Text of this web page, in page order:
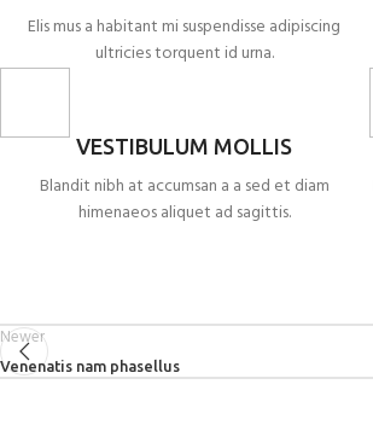
Elis mus a habitant mi suspendisse adipiscing
ultricies torquent id urna.
VESTIBULUM MOLLIS
Blandit nibh at accumsan a a sed et diam
himenaeos aliquet ad sagittis.
Newer
Venenatis nam phasellus